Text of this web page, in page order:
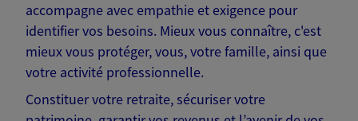
accompagne avec empathie et exigence pour
identifier vos besoins. Mieux vous connaître, c'est
mieux vous protéger, vous, votre famille, ainsi que
votre activité professionnelle.
Constituer votre retraite, sécuriser votre